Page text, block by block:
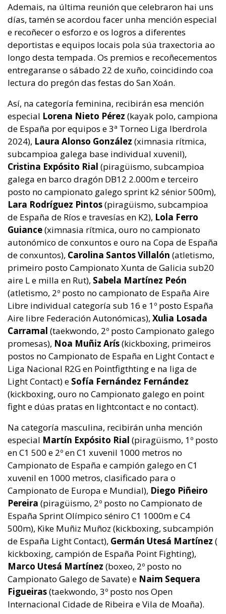
Ademais, na última reunión que celebraron hai uns
días, tamén se acordou facer unha mención especial
e recoñecer o esforzo e os logros a diferentes
deportistas e equipos locais pola súa traxectoria ao
longo desta tempada. Os premios e recoñecementos
entregaranse o sábado 22 de xuño, coincidindo coa
lectura do pregón das festas do San Xoán.
Así, na categoría feminina, recibirán esa mención
especial Lorena Nieto Pérez (kayak polo, campiona
de España por equipos e 3ª Torneo Liga Iberdrola
2024), Laura Alonso González (ximnasia rítmica,
subcampioa galega base individual xuvenil),
Cristina Expósito Rial (piragüismo, subcampioa
galega en barco dragón DB12 2.000m e terceiro
posto no campionato galego sprint k2 sénior 500m),
Lara Rodríguez Pintos(piragüismo, subcampioa
de España de Ríos e travesías en K2), Lola Ferro
Guiance(ximnasia rítmica, ouro no campionato
autonómico de conxuntos e ouro na Copa de España
de conxuntos), Carolina Santos Villalón (atletismo,
primeiro posto Campionato Xunta de Galicia sub20
aire L e milla en Rut), Sabela Martínez Peón
(atletismo, 2º posto no campionato de España Aire
Libre individual categoría sub 16 e 1º posto España
Aire libre Federación Autonómicas), Xulia Losada
Carramal (taekwondo, 2º posto Campionato galego
promesas), Noa Muñiz Arís(kickboxing, primeiros
postos no Campionato de España en Light Contact e
Liga Nacional R2G en Pointfigthting e na liga de
Light Contact) e Sofía Fernández Fernández
(kickboxing, ouro no Campionato galego en point
fight e dúas pratas en lightcontact e no contact).
Na categoría masculina, recibirán unha mención
especial Martín Expósito Rial (piragüismo, 1º posto
en C1 500 e 2º en C1 xuvenil 1000 metros no
Campionato de España e campión galego en C1
xuvenil en 1000 metros, clasificado para o
Campionato de Europa e Mundial), Diego Piñeiro
Pereira (piragüismo, 2º posto no Campionato de
España Sprint Olímpico séniro C1 1000m e C4
500m), Kike Muñiz Muñoz (kickboxing, subcampión
de España Light Contact), Germán Utesá Martínez (
kickboxing, campión de España Point Fighting),
Marco Utesá Martínez (boxeo, 2º posto no
Campionato Galego de Savate) e Naim Sequera
Figueiras(taekwondo, 3º posto nos Open
Internacional Cidade de Ribeira e Vila de Moaña).